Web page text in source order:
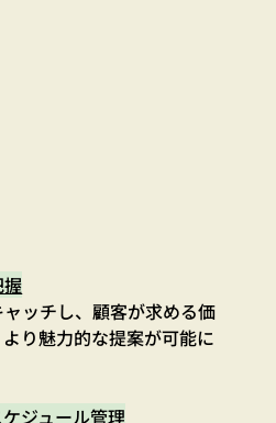
ッチし、顧客が求める価
り魅力的な提案が可能に
ジュール管理